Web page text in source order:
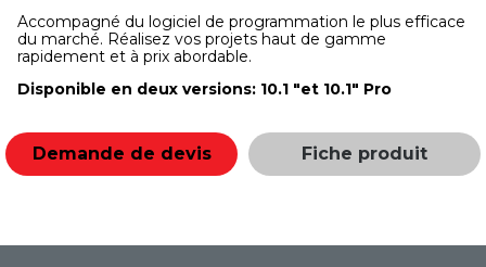
Accompagné du logiciel de programmation le plus efficace
du marché. Réalisez vos projets haut de gamme
rapidement et à prix abordable.
Disponible en deux versions: 10.1 "et 10.1" Pro
Demande de devis Fiche produit